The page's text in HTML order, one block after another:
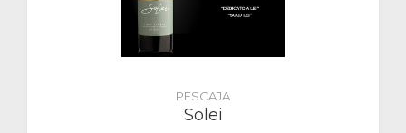
PESCAJA
Solei